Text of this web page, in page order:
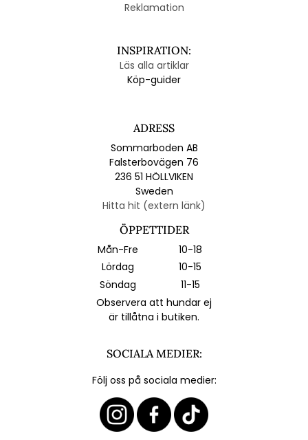
Reklamation
INSPIRATION:
Läs alla artiklar
Köp-guider
ADRESS
Sommarboden AB
Falsterbovägen 76
236 51 HÖLLVIKEN
Sweden
Hitta hit (extern länk)
ÖPPETTIDER
Mån-Fre
10-18
Lördag
10-15
Söndag
11-15
Observera att hundar ej
är tillåtna i butiken.
SOCIALA MEDIER:
Följ oss på sociala medier: